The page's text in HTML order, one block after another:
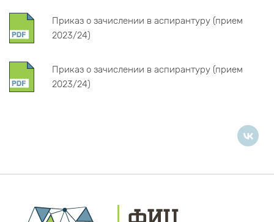
Приказ о зачислении в аспирантуру (прием
2023/24)
Приказ о зачислении в аспирантуру (прием
2023/24)